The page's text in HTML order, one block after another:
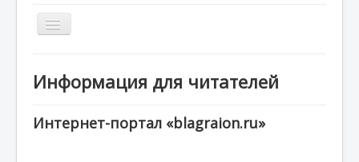
Включить/
выключить
Сайт округа
Календарь выпусков
Информация для читателей
Интернет-портал «blagraion.ru»